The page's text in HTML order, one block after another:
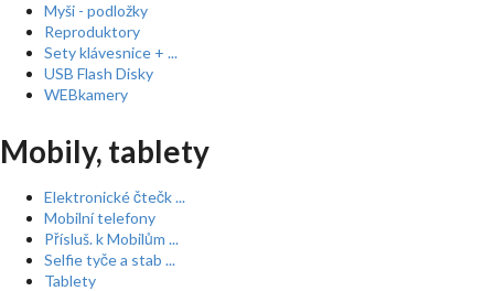
Myši - podložky
Reproduktory
Sety klávesnice + ...
USB Flash Disky
WEBkamery
Mobily, tablety
Elektronické čtečk ...
Mobilní telefony
Přísluš. k Mobilům ...
Selfie tyče a stab ...
Tablety